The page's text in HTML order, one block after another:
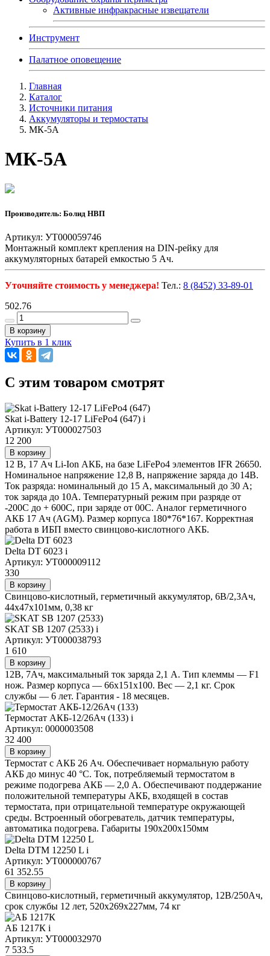
Активные инфракрасные извещатели
Инструмент
Палатное оповещение
Главная
Каталог
Источники питания
Аккумуляторы и термостаты
МК-5А
МК-5А
Производитель: Болид НВП
Артикул: УТ000059746
Монтажный комплект крепления на DIN-рейку для
аккумуляторных батарей емкостью 5 Ач.
Уточняйте стоимость у менеджера! Тел.: 8 (8452) 33-89-01
502.76
В корзину
Купить в 1 клик
C этим товаром смотрят
Skat i-Battery 12-17 LiFePo4 (647) i
Артикул: УТ000027503
12 200
В корзину
12 В, 17 Ач Li-Ion АКБ, на базе LiFePo4 элементов IFR 26650.
Номинальное напряжение 12,8 В, напряжение заряда до 14В.
Ток разряда: номинальный до 15 А, максимальный до 30 А;
ток заряда до 10А. Температурный режим при разряде от
-200С до + 600С, при заряде от 00С. Аналог герметичного
АКБ 17 Ач (AGM). Размер корпуса 180*76*167. Корректная
работа в ИБП вместо свинцово-кислотного АКБ.
Delta DT 6023 i
Артикул: УТ000009112
330
В корзину
Свинцово-кислотный, герметичный аккумулятор, 6В/2,3Ач,
44х47х101мм, 0,38 кг
SKAT SB 1207 (2533) i
Артикул: УТ000038793
1 610
В корзину
12В, 7Ач, максимальный ток заряда 2,1 А. Тип клеммы — F1
нож. Размер корпуса — 66х151х100. Вес — 2,1 кг. Срок
службы — 6 лет. Гарантия - 18 месяцев.
Термостат АКБ-12/26Ач (133) i
Артикул: 0000003508
32 400
В корзину
Термостат с АКБ 26 Ач. Обеспечивает нормальную работу
АКБ до минус 40 °С. Ток, потребляемый термостатом в
режиме подогрева АКБ — 2,0 А. Обеспечивают поддержание
положительной температуры АКБ, входящей в состав
термостата, при отрицательной температуре окружающей
среды. Встроенный обогреватель, датчик температуры,
автоматика подогрева. Габариты 190х200х150мм
Delta DTM 12250 L i
Артикул: УТ000000767
61 352.55
В корзину
Свинцово-кислотный, герметичный аккумулятор, 12В/250Ач,
срок службы 12 лет, 520х269х227мм, 74 кг
АБ 1217К i
Артикул: УТ000032970
7 533.5